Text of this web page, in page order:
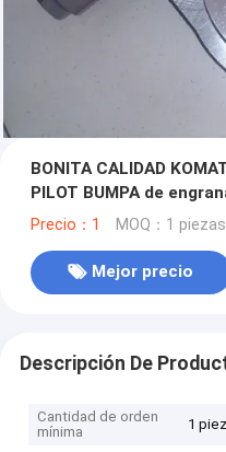
BONITA CALIDAD
PILOT BUMPA de
Precio：1 MOQ：1 piezas
Mejor precio
Descripción De
Cantidad de orden
mínima
1